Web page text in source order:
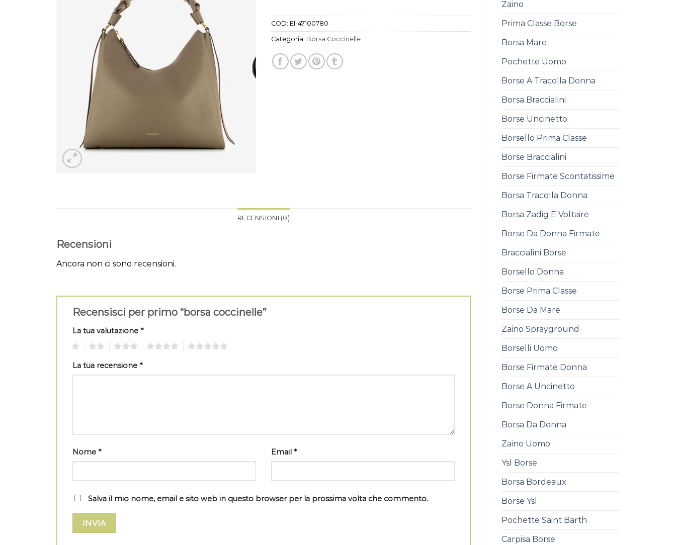
Zaino
Prima Classe Borse
Borsa Mare
Pochette Uomo
Borse A Tracolla Donna
Borsa Braccialini
Borse Uncinetto
Borsello Prima Classe
Borse Braccialini
Borse Firmate Scontatissime
Borsa Tracolla Donna
Borsa Zadig E Voltaire
Borse Da Donna Firmate
Braccialini Borse
Borsello Donna
Borse Prima Classe
Borse Da Mare
Zaino Sprayground
Borselli Uomo
Borse Firmate Donna
Borse A Uncinetto
Borse Donna Firmate
Borsa Da Donna
Zaino Uomo
Ysl Borse
Borsa Bordeaux
Borse Ysl
Pochette Saint Barth
Carpisa Borse
COD: EI-47100780
Categoria: Borsa Coccinelle
RECENSIONI (0)
Recensioni
Ancora non ci sono recensioni.
Recensisci per primo “borsa coccinelle”
La tua valutazione *
La tua recensione *
Nome * Email *
Salva il mio nome, email e sito web in questo browser per la prossima volta che commento.